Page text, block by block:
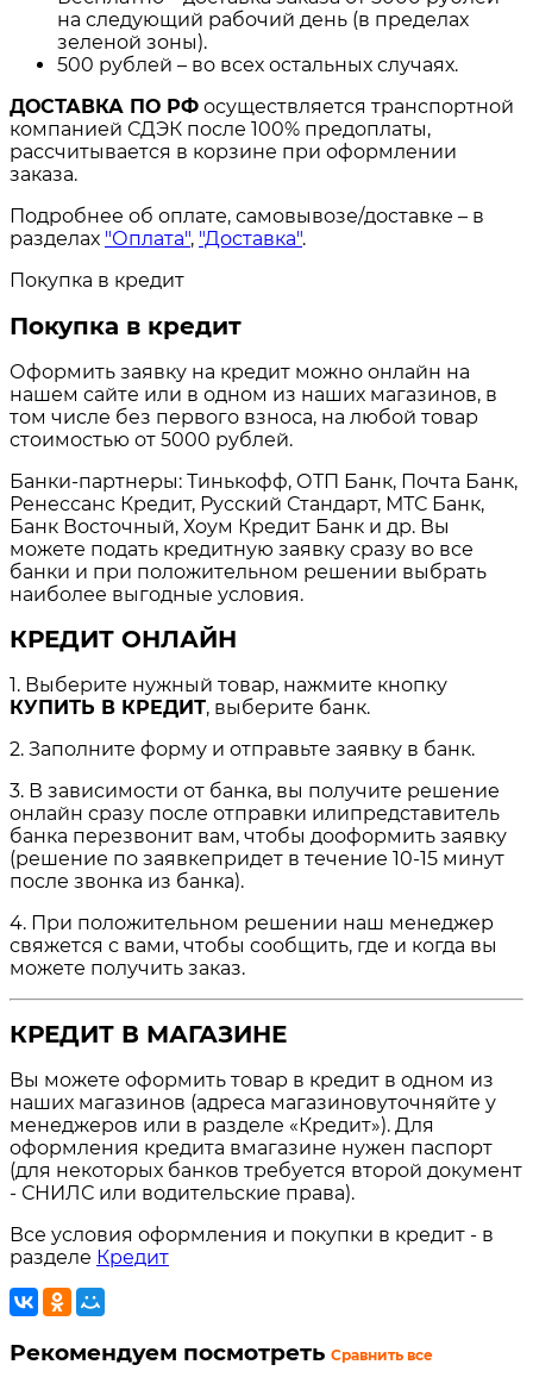
на следующий рабочий день (в пределах
зеленой зоны).
500 рублей – во всех остальных случаях.
ДОСТАВКА ПО РФ осуществляется транспортной
компанией СДЭК после 100% предоплаты,
рассчитывается в корзине при оформлении
заказа.
Подробнее об оплате, самовывозе/доставке – в
разделах "Оплата", "Доставка".
Покупка в кредит
Покупка в кредит
Оформить заявку на кредит можно онлайн на
нашем сайте или в одном из наших магазинов, в
том числе без первого взноса, на любой товар
стоимостью от 5000 рублей.
Банки-партнеры: Тинькофф, ОТП Банк, Почта Банк,
Ренессанс Кредит, Русский Стандарт, МТС Банк,
Банк Восточный, Хоум Кредит Банк и др. Вы
можете подать кредитную заявку сразу во все
банки и при положительном решении выбрать
наиболее выгодные условия.
КРЕДИТ ОНЛАЙН
1. Выберите нужный товар, нажмите кнопку
КУПИТЬ В КРЕДИТ, выберите банк.
2. Заполните форму и отправьте заявку в банк.
3. В зависимости от банка, вы получите решение
онлайн сразу после отправки илипредставитель
банка перезвонит вам, чтобы дооформить заявку
(решение по заявкепридет в течение 10-15 минут
после звонка из банка).
4. При положительном решении наш менеджер
свяжется с вами, чтобы сообщить, где и когда вы
можете получить заказ.
КРЕДИТ В МАГАЗИНЕ
Вы можете оформить товар в кредит в одном из
наших магазинов (адреса магазиновуточняйте у
менеджеров или в разделе «Кредит»). Для
оформления кредита вмагазине нужен паспорт
(для некоторых банков требуется второй документ
- СНИЛС или водительские права).
Все условия оформления и покупки в кредит - в
разделе Кредит
Рекомендуем посмотреть Сравнить все